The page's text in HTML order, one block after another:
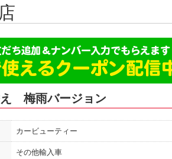
梅雨バージョン
カービューティー
その他輸入車